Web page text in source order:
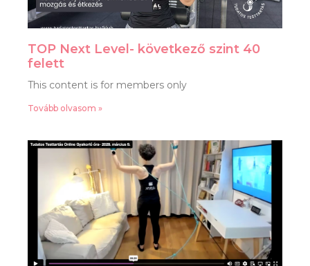
TOP Next Level- következő szint 40
felett​
This content is for members only
Tovább olvasom »